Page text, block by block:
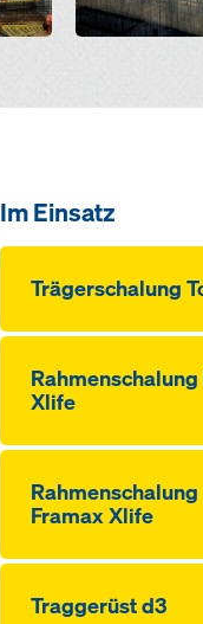
Im Einsatz
Träger­schalung
Rahmen­schalung
Xlife
Rahmen­schalung
Framax Xlife
Traggerüst d3